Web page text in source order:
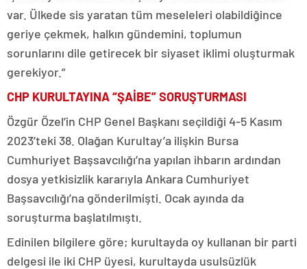
var. Ülkede sis yaratan tüm meseleleri olabildiğince
geriye çekmek, halkın gündemini, toplumun
sorunlarını dile getirecek bir siyaset iklimi oluşturmak
gerekiyor.”
CHP KURULTAYINA “ŞAİBE” SORUŞTURMASI
Özgür Özel’in CHP Genel Başkanı seçildiği 4-5 Kasım
2023’teki 38. Olağan Kurultay’a ilişkin Bursa
Cumhuriyet Başsavcılığı’na yapılan ihbarın ardından
dosya yetkisizlik kararıyla Ankara Cumhuriyet
Başsavcılığı’na gönderilmişti. Ocak ayında da
soruşturma başlatılmıştı.
Edinilen bilgilere göre; kurultayda oy kullanan bir parti
delgesi ile iki CHP üyesi, kurultayda usulsüzlük